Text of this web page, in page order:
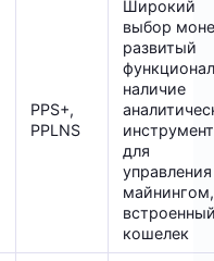
PPS+,
PPLNS
Широкий
выбор
развитый
наличие
для
управления
майнингом,
кошелек